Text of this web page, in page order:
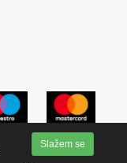
Slažem se